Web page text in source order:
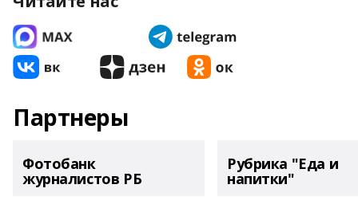
Партнеры
Фотобанк
журналистов РБ
Рубрика "Еда и
напитки"